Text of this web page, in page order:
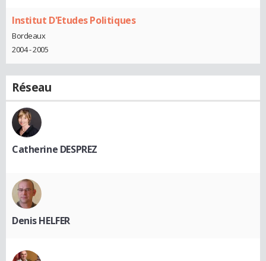
Institut D'Etudes Politiques
Bordeaux
2004 - 2005
Réseau
Catherine DESPREZ
Denis HELFER